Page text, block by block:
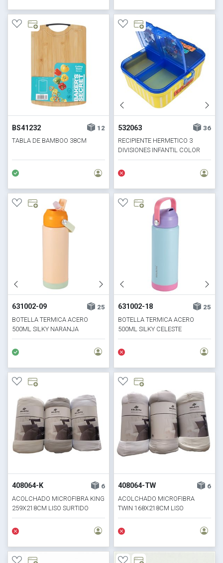
BS41232
12
TABLA DE BAMBOO 38CM
532063
36
RECIPIENTE HERMETICO 3
DIVISIONES INFANTIL COLOR
SURTIDO
631002-09
25
BOTELLA TERMICA ACERO
500ML SILKY NARANJA
631002-18
25
BOTELLA TERMICA ACERO
500ML SILKY CELESTE
408064-K
6
ACOLCHADO MICROFIBRA KING
259X218CM LISO SURTIDO
408064-TW
6
ACOLCHADO MICROFIBRA
TWIN 168X218CM LISO
SURTIDO